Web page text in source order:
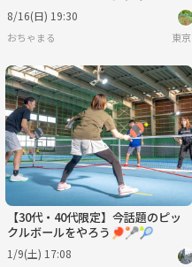
8/16(日) 19:30
おちゃまる 東京
【30代・40代限定】今話題のピッ
クルボールをやろう🏓🥍🎾
1/9(土) 17:08